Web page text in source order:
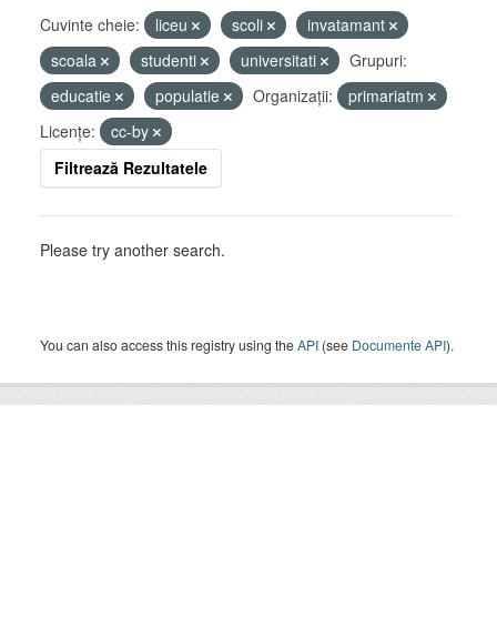
Cuvinte cheie: liceu scoli
invatamant
scoala
studenti universitati
Grupuri:
educatie
populatie Organizații:
primariatm
Licenţe:
cc-by
Filtrează Rezultatele
Please try another search.
You can also access this registry using theAPI (see Documente API).